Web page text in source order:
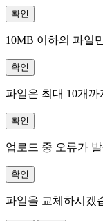
확인
10MB 이하의 파일
확인
파일은 최대 10개
확인
업로드 중 오류가
확인
파일을 교체하시겠